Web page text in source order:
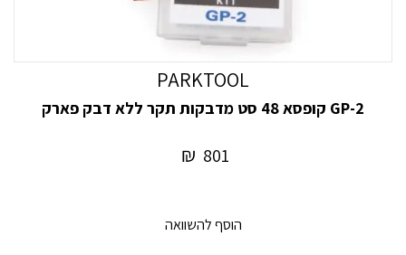
PARKTOOL
GP-2 קופסא 48 סט מדבקות תקר ללא דבק פארק
801
₪
הוסף להשוואה